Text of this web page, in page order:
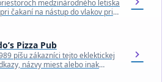
medzinárodného letiska
čakaní na nástup do vlakov pri
Pizza Pub
píšu zákazníci tejto eklektickej
názvy miest alebo inak
chevron_right